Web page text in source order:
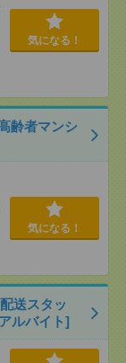
気になる！
齢者マンシ
気になる！
送スタッ
ルバイト]